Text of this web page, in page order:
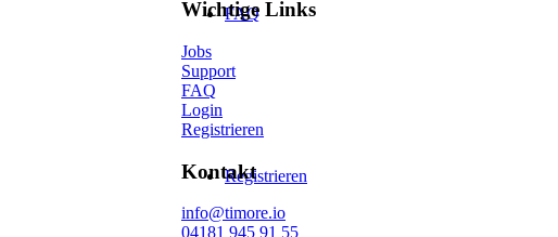
FAQ
Registrieren
Wichtige Links
Jobs
Support
FAQ
Login
Registrieren
Kontakt
info@timore.io
04181 945 91 55